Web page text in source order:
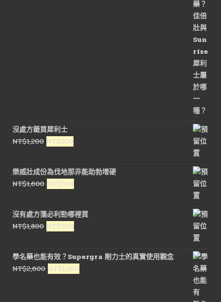
沒處方籤買犀利士
NT$1,200 原
價
格：
NT$1,200。
NT$500
價
格：
NT$500。
樂威壯成份為伐地那非能助勃增硬
NT$1,600 原
價
格：
NT$1,600。
NT$800
價
格：
NT$800。
沒有處方箋必利勁哪裡買
NT$1,800 原
價
格：
NT$1,800。
NT$900
價
格：
NT$900。
學名藥也能有效？Supergra 剛力士的真實使用觀念
NT$2,600 原
NT$1,300